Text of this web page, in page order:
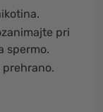
pri
spermo.